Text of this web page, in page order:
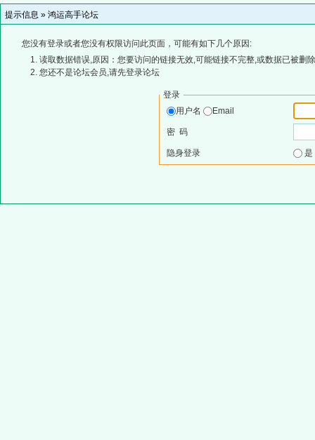
提示信息 » 鸿运高手论坛
您没有登录或者您没有权限访问此页面，可能有如下几个原因:
读取数据错误,原因：您要访问的链接无效,可能链接不完整,或数据已被删
您还不是论坛会员,请先登录论坛
登录
用户名
Email
密 码
隐身登录